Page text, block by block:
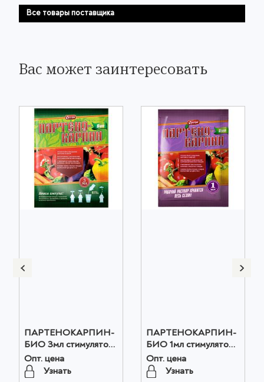
Все товары поставщика
Вас может заинтересовать
ПАРТЕНОКАРПИН-
БИО 3мл стимулятор
плодообразования
оптом
Опт. цена
Узнать
ПАРТЕНОКАРПИН-
БИО 1мл стимулятор
плодообразования
оптом
Опт. цена
Узнать